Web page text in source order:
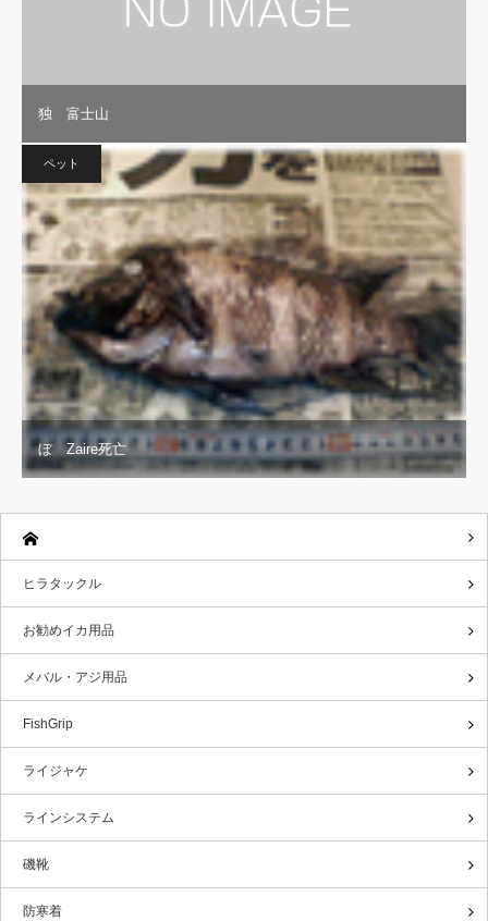
独 富士山
ペット
ぼ Zaire死亡
ヒラタックル
お勧めイカ用品
メバル・アジ用品
FishGrip
ライジャケ
ラインシステム
磯靴
防寒着